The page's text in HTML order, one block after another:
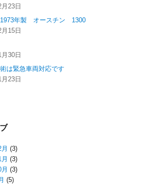
23日
年製 オースチン 1300
15日
30日
は緊急車両対応です
23日
(3)
(3)
(3)
(5)